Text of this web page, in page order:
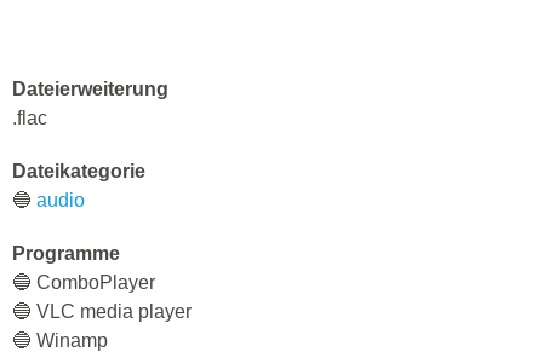
Dateierweiterung
.flac
Dateikategorie
🔵 audio
Programme
🔵 СomboPlayer
🔵 VLC media player
🔵 Winamp